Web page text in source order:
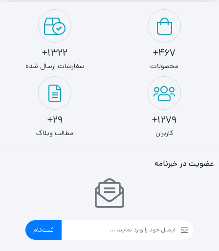
467+
محصولات
1322+
سفارشات ارسال شده
1279+
کاربران
29+
مطالب وبلاگ
عضویت در خبرنامه
ثبت‌نام